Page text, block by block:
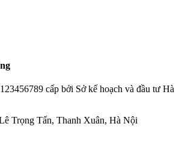
cấp bởi Sở kế hoạch và đầu tư Hà
Trọng Tấn, Thanh Xuân, Hà Nội